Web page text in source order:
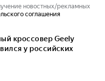
новостных/рекламных
соглашения
кроссовер Geely
у российских